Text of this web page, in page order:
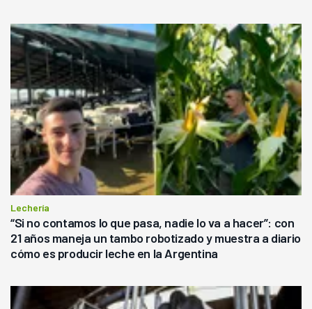
Lechería
“Si no contamos lo que pasa, nadie lo va a hacer”: con
21 años maneja un tambo robotizado y muestra a diario
cómo es producir leche en la Argentina